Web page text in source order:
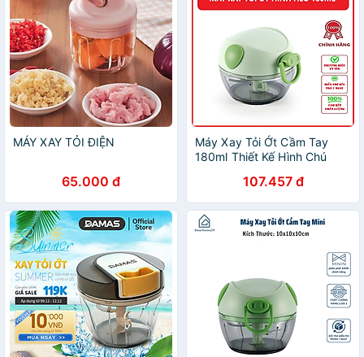
MÁY XAY TỎI ĐIỆN
65.000 đ
Máy Xay Tỏi Ớt Cầm Tay
180ml Thiết Kế Hình Chú
Xay Đa Năng Đồ Ăn Dặm
Dạng Kéo Mini Đa Năng
107.457 đ